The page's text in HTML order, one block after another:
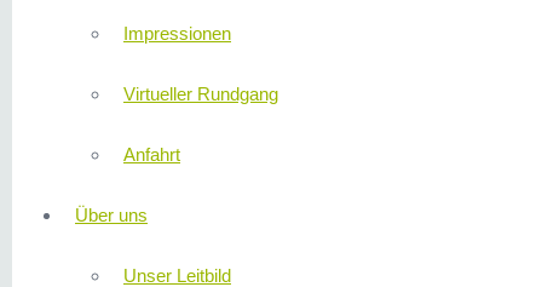
Impressionen
Virtueller Rundgang
Anfahrt
Über uns
Unser Leitbild